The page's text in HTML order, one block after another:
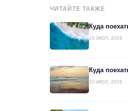
ЧИТАЙТЕ ТАКЖЕ
Куда
10 ИЮЛ, 2026
Куда
10 ИЮЛ, 2026